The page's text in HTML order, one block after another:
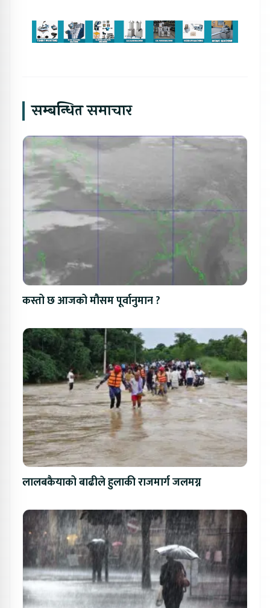
सम्बन्धित समाचार
कस्तो छ आजको मौसम पूर्वानुमान ?
लालबकैयाको बाढीले हुलाकी राजमार्ग जलमग्न